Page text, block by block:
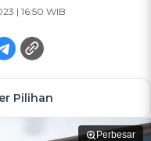
| 16:50 WIB
Pilihan
Perbesar